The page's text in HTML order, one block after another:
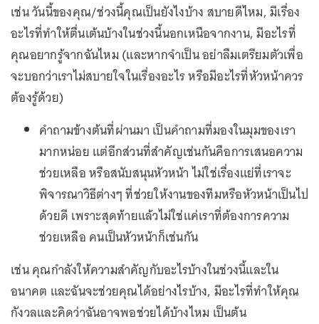
เช่น วันนี้ของคุณ/ช่วงนี้คุณเป็นยังไงบ้าง สบายดีไหม, มีเรื่อง
อะไรที่ทำให้ตื่นเต้นบ้างในช่วงนี้นอกเหนือจากงาน, มีอะไรที่
คุณอยากรู้จากฉันไหม (และหากจำเป็น อย่าลืมเตรียมตัวเพื่อ
จะบอกว่าเราไม่สบายใจในเรื่องอะไร หรือมีอะไรที่หัวหน้าควร
ต้องรู้ด้วย)
คำถามข้างต้นที่ผ่านมา เป็นคำถามที่มองในมุมของเรา
มากหน่อย แต่อีกส่วนที่สำคัญเช่นกันคือการเสนอความ
ช่วยเหลือ หรือสนับสนุนหัวหน้า ไม่ใช่เรื่องแย่ที่เราจะ
พิจารณาวิธีต่างๆ ที่ช่วยให้งานของทีมหรือหัวหน้าเป็นไป
ด้วยดี เพราะสุดท้ายแล้วไม่ใช่แค่เราที่ต้องการความ
ช่วยเหลือ คนเป็นหัวหน้าก็เช่นกัน
เช่น คุณกำลังให้ความสำคัญกับอะไรบ้างในช่วงนี้และใน
อนาคต และฉันจะช่วยคุณได้อย่างไรบ้าง, มีอะไรที่ทำให้คุณ
กังวลและคิดว่าฉันอาจพอช่วยได้บ้างไหม เป็นต้น